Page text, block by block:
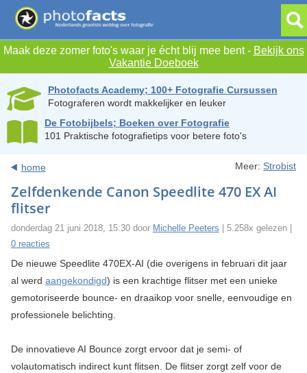
Maak deze zomer foto's waar je écht blij mee bent - Bekijk ons
Vakantie Doeboek
Photofacts Academy; 100+ Fotografie Cursussen
Fotograferen wordt makkelijker en leuker
De Fotobijbels; Boeken over Fotografie
101 Praktische fotografietips voor betere foto's
home Meer: Strobist
Zelfdenkende Canon Speedlite 470 EX AI
flitser
donderdag 21 juni 2018, 15:30 door Michelle Peeters | 5.258x gelezen |
0 reacties
De nieuwe Speedlite 470EX-AI (die overigens in februari dit jaar
al werd aangekondigd) is een krachtige flitser met een unieke
gemotoriseerde bounce- en draaikop voor snelle, eenvoudige en
professionele belichting.
De innovatieve AI Bounce zorgt ervoor dat je semi- of
volautomatisch indirect kunt flitsen. De flitser zorgt zelf voor de